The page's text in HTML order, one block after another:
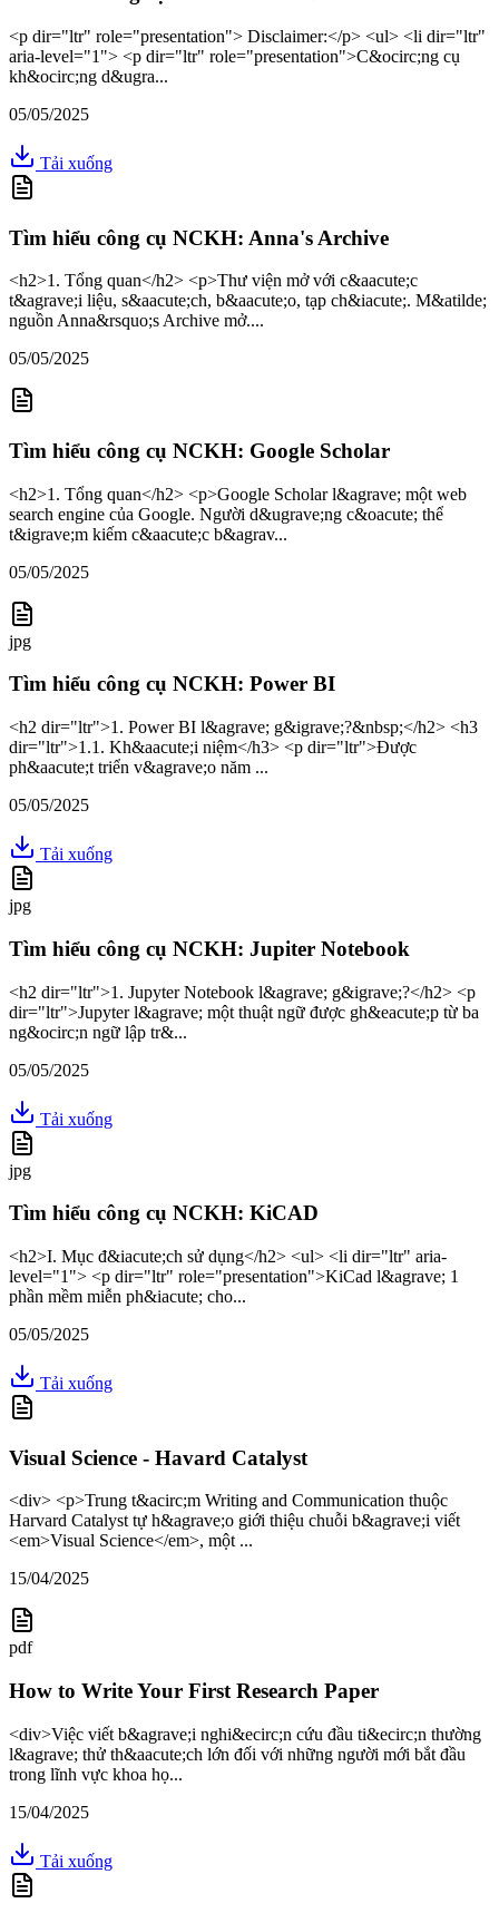
<p dir="ltr" role="presentation"> Disclaimer:</p> <ul> <li dir="ltr"
aria-level="1"> <p dir="ltr" role="presentation">C&ocirc;ng cụ
kh&ocirc;ng d&ugra...
05/05/2025
Tải xuống
Tìm hiểu công cụ NCKH: Anna's Archive
<h2>1. Tổng quan</h2> <p>Thư viện mở với c&aacute;c
t&agrave;i liệu, s&aacute;ch, b&aacute;o, tạp ch&iacute;. M&atilde;
nguồn Anna&rsquo;s Archive mở....
05/05/2025
Tìm hiểu công cụ NCKH: Google Scholar
<h2>1. Tổng quan</h2> <p>Google Scholar l&agrave; một web
search engine của Google. Người d&ugrave;ng c&oacute; thể
t&igrave;m kiếm c&aacute;c b&agrav...
05/05/2025
jpg
Tìm hiểu công cụ NCKH: Power BI
<h2 dir="ltr">1. Power BI l&agrave; g&igrave;?&nbsp;</h2> <h3
dir="ltr">1.1. Kh&aacute;i niệm</h3> <p dir="ltr">Được
ph&aacute;t triển v&agrave;o năm ...
05/05/2025
Tải xuống
jpg
Tìm hiểu công cụ NCKH: Jupiter Notebook
<h2 dir="ltr">1. Jupyter Notebook l&agrave; g&igrave;?</h2> <p
dir="ltr">Jupyter l&agrave; một thuật ngữ được gh&eacute;p từ ba
ng&ocirc;n ngữ lập tr&...
05/05/2025
Tải xuống
jpg
Tìm hiểu công cụ NCKH: KiCAD
<h2>I. Mục đ&iacute;ch sử dụng</h2> <ul> <li dir="ltr" aria-
level="1"> <p dir="ltr" role="presentation">KiCad l&agrave; 1
phần mềm miễn ph&iacute; cho...
05/05/2025
Tải xuống
Visual Science - Havard Catalyst
<div> <p>Trung t&acirc;m Writing and Communication thuộc
Harvard Catalyst tự h&agrave;o giới thiệu chuỗi b&agrave;i viết
<em>Visual Science</em>, một ...
15/04/2025
pdf
How to Write Your First Research Paper
<div>Việc viết b&agrave;i nghi&ecirc;n cứu đầu ti&ecirc;n thường
l&agrave; thử th&aacute;ch lớn đối với những người mới bắt đầu
trong lĩnh vực khoa họ...
15/04/2025
Tải xuống